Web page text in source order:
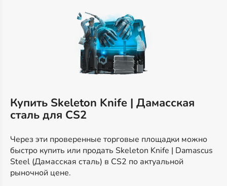
Купить Skeleton Knife | Дамасская
сталь для CS2
Через эти проверенные торговые площадки можно
быстро купить или продать Skeleton Knife | Damascus
Steel (Дамасская сталь) в CS2 по актуальной
рыночной цене.